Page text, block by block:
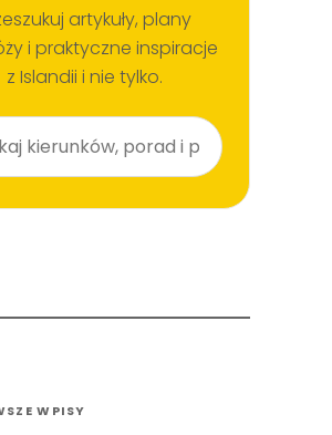
artykuły, plany
i praktyczne inspiracje
z Islandii i nie tylko.
WPISY